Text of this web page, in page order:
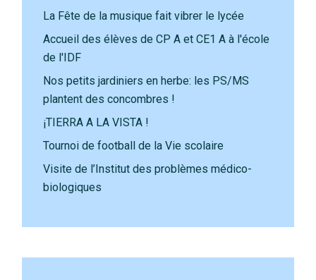
La Fête de la musique fait vibrer le lycée
Accueil des élèves de CP A et CE1 A à l'école
de l'IDF
Nos petits jardiniers en herbe: les PS/MS
plantent des concombres !
¡TIERRA A LA VISTA !
Tournoi de football de la Vie scolaire
Visite de l’Institut des problèmes médico-
biologiques